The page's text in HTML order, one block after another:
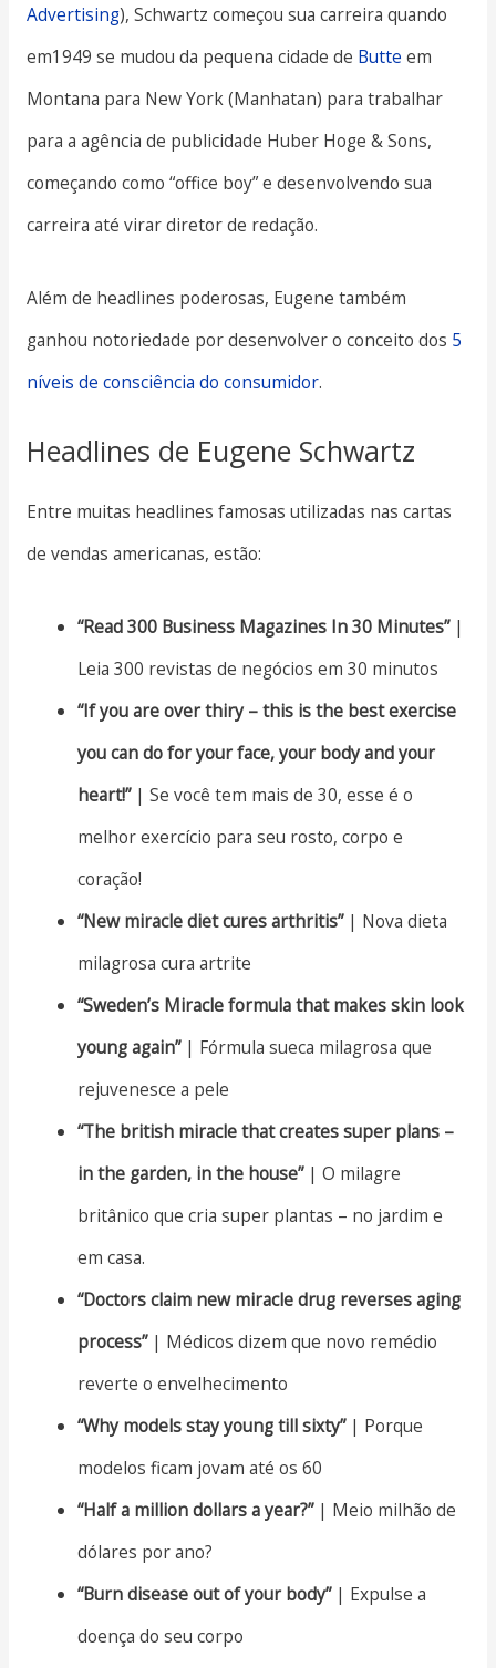
Advertising), Schwartz começou sua carreira quando
em1949 se mudou da pequena cidade de Butte em
Montana para New York (Manhatan) para trabalhar
para a agência de publicidade Huber Hoge & Sons,
começando como “office boy” e desenvolvendo sua
carreira até virar diretor de redação.
Além de headlines poderosas, Eugene também
ganhou notoriedade por desenvolver o conceito dos 5
níveis de consciência do consumidor.
Headlines de Eugene Schwartz
Entre muitas headlines famosas utilizadas nas cartas
de vendas americanas, estão:
“Read 300 Business Magazines In 30 Minutes” |
Leia 300 revistas de negócios em 30 minutos
“If you are over thiry – this is the best exercise
you can do for your face, your body and your
heart!”| Se você tem mais de 30, esse é o
melhor exercício para seu rosto, corpo e
coração!
“New miracle diet cures arthritis”| Nova dieta
milagrosa cura artrite
“Sweden’s Miracle formula that makes skin look
young again”| Fórmula sueca milagrosa que
rejuvenesce a pele
“The british miracle that creates super plans –
in the garden, in the house”| O milagre
britânico que cria super plantas – no jardim e
em casa.
“Doctors claim new miracle drug reverses aging
process”| Médicos dizem que novo remédio
reverte o envelhecimento
“Why models stay young till sixty”| Porque
modelos ficam jovam até os 60
“Half a million dollars a year?”| Meio milhão de
dólares por ano?
“Burn disease out of your body”| Expulse a
doença do seu corpo